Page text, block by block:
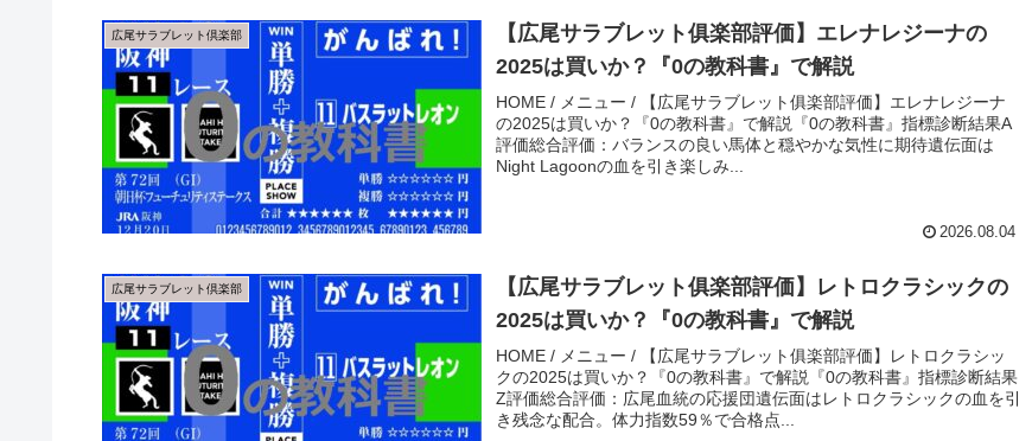
広尾サラブレット倶楽部
【広尾サラブレット俱楽部評価】エレナレジーナの
2025は買いか？『0の教科書』で解説
HOME / メニュー / 【広尾サラブレット俱楽部評価】エレナレジーナ
の2025は買いか？『0の教科書』で解説『0の教科書』指標診断結果A
評価総合評価：バランスの良い馬体と穏やかな気性に期待遺伝面は
Night Lagoonの血を引き楽しみ...
2026.08.04
広尾サラブレット倶楽部
【広尾サラブレット俱楽部評価】レトロクラシックの
2025は買いか？『0の教科書』で解説
HOME / メニュー / 【広尾サラブレット俱楽部評価】レトロクラシッ
クの2025は買いか？『0の教科書』で解説『0の教科書』指標診断結果
Z評価総合評価：広尾血統の応援団遺伝面はレトロクラシックの血を引
き残念な配合。体力指数59％で合格点...